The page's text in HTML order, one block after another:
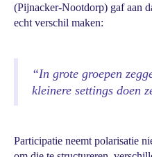
(Pijnacker-Nootdorp) gaf aan
echt verschil maken:
“In grote groepen
kleinere settings doen
Participatie neemt polarisatie